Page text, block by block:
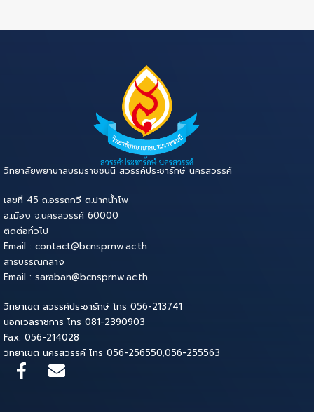
วิทยาลัยพยาบาลบรมราชชนนี สวรรค์ประชารักษ์ นครสวรรค์
เลขที่ 45 ถ.อรรถกวี ต.ปากน้ำโพ
อ.เมือง จ.นครสวรรค์ 60000
ติดต่อทั่วไป
Email : contact@bcnsprnw.ac.th
สารบรรณกลาง
Email : saraban@bcnsprnw.ac.th
วิทยาเขต สวรรค์ประชารักษ์ โทร 056-213741
นอกเวลราชการ โทร 081-2390903
Fax: 056-214028
วิทยาเขต นครสวรรค์ โทร 056-256550,056-255563